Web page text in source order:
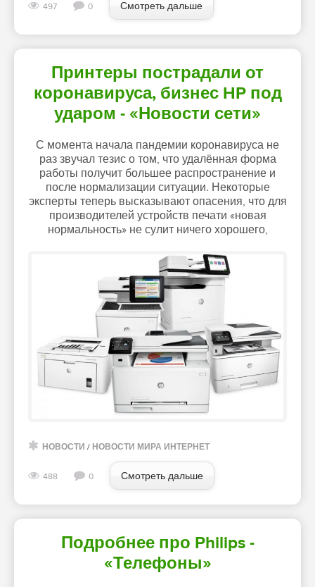
497 0 Смотреть дальше
Принтеры пострадали от
коронавируса, бизнес HP под
ударом - «Новости сети»
С момента начала пандемии коронавируса не
раз звучал тезис о том, что удалённая форма
работы получит большее распространение и
после нормализации ситуации. Некоторые
эксперты теперь высказывают опасения, что для
производителей устройств печати «новая
нормальность» не сулит ничего хорошего,
НОВОСТИ / НОВОСТИ МИРА ИНТЕРНЕТ
488 0 Смотреть дальше
Подробнее про Philips -
«Телефоны»